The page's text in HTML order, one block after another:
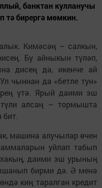
банктан кулланучы
тә бирергә мөмкин.
Кимәсәң – салкын,
Бу айныкын түләп,
дисең дә, икенче ай
чыннан да «бетле тун»
үтә. Ярый даими эш
алсаң – тормышта
бит.
машина алучылар өчен
уйлап табып
даими эш урының
бирми дә. Ә менә
киң таралган кредит